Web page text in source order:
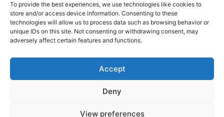
To provide the best experiences, we use technologies like cookies to
store and/or access device information. Consenting to these
technologies will allow us to process data such as browsing behavior or
unique IDs on this site. Not consenting or withdrawing consent, may
adversely affect certain features and functions.
Accept
Deny
View preferences
Podlech, il Cile lo ha condannato
all’ergastolo
Era ubriaca…
© tagDiv - All rights reserved. Made with
complete News Portal about living, lifestyle,